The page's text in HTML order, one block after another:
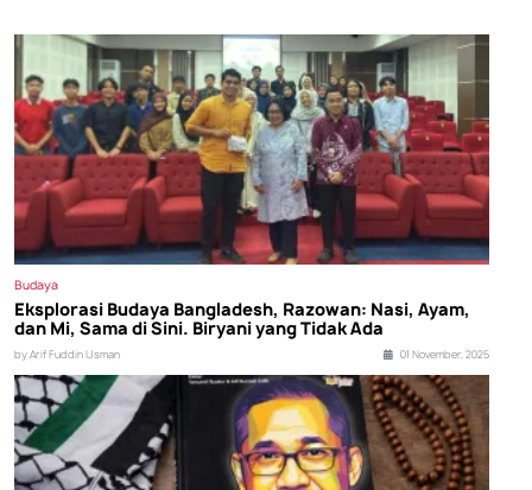
Budaya
Eksplorasi Budaya Bangladesh, Razowan: Nasi, Ayam,
dan Mi, Sama di Sini. Biryani yang Tidak Ada
by Arif Fuddin Usman 01 November, 2025